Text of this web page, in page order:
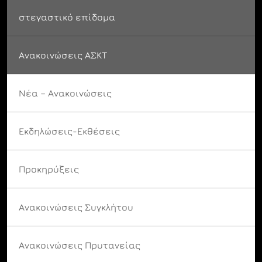
στεγαστικό επίδομα
Ανακοινώσεις ΑΣΚΤ
Νέα – Ανακοινώσεις
Εκδηλώσεις-Εκθέσεις
Προκηρύξεις
Ανακοινώσεις Συγκλήτου
Ανακοινώσεις Πρυτανείας